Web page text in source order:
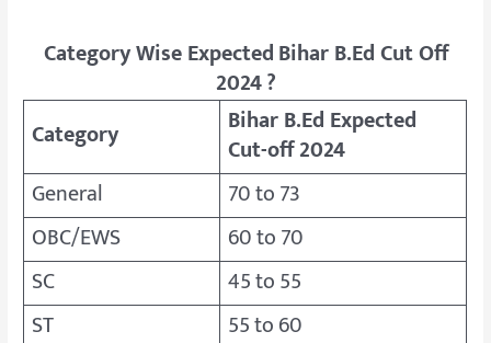
Category Wise ExpectedBihar B.Ed Cut Off
2024?
Category
Bihar B.Ed Expected
Cut-off 2024
General
70 to 73
OBC/EWS
60 to 70
SC
45 to 55
ST
55 to 60